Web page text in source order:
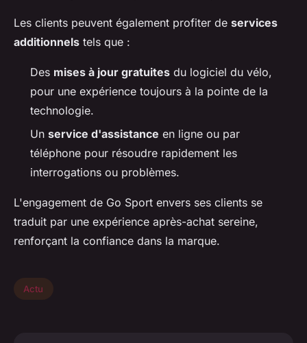
Les clients peuvent également profiter de services
additionnels tels que :
Des mises à jour gratuites du logiciel du vélo,
pour une expérience toujours à la pointe de la
technologie.
Un service d'assistance en ligne ou par
téléphone pour résoudre rapidement les
interrogations ou problèmes.
L'engagement de Go Sport envers ses clients se
traduit par une expérience après-achat sereine,
renforçant la confiance dans la marque.
Actu